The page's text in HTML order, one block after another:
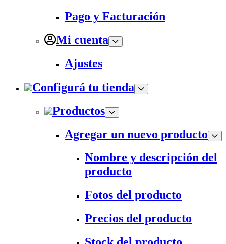
Pago y Facturación
Mi cuenta
Ajustes
Configurá tu tienda
Productos
Agregar un nuevo producto
Nombre y descripción del
producto
Fotos del producto
Precios del producto